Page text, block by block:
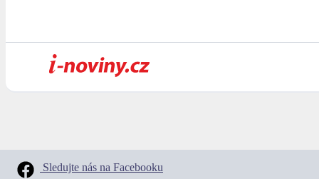
Sledujte nás na Facebooku